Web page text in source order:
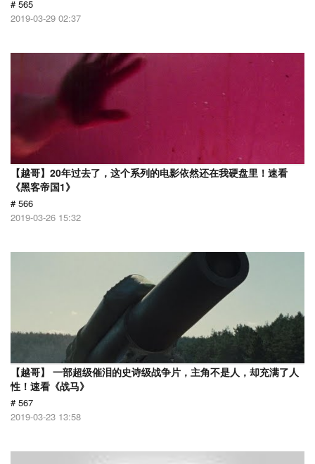
# 565
2019-03-29 02:37
【越哥】20年过去了，这个系列的电影依然还在我硬盘里！速看
《黑客帝国1》
# 566
2019-03-26 15:32
【越哥】 一部超级催泪的史诗级战争片，主角不是人，却充满了人
性！速看《战马》
# 567
2019-03-23 13:58